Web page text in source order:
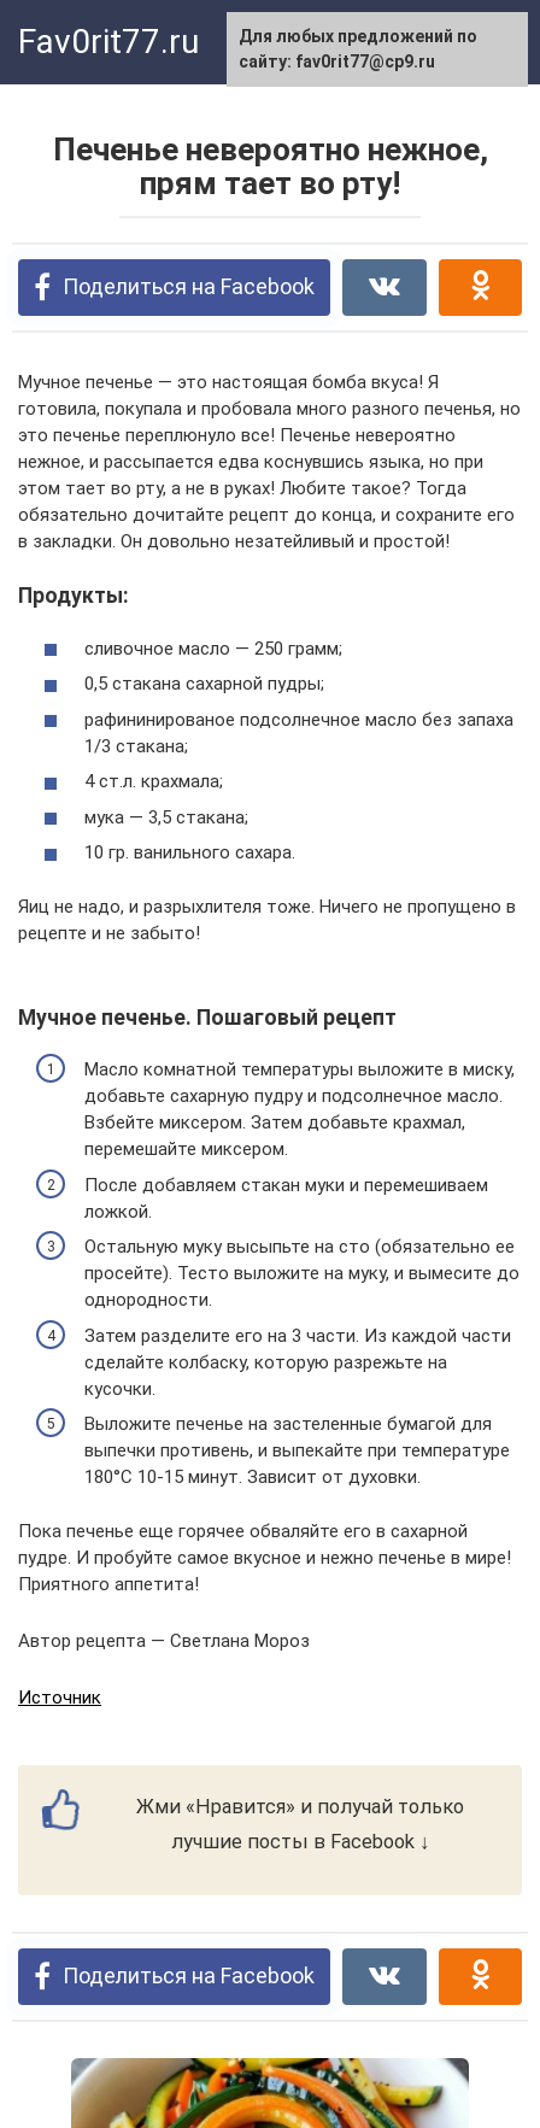
Fav0rit77.ru
Печенье невероятно нежное,
прям тает во рту!
Поделиться на Facebook
Мучное печенье — это настоящая бомба вкуса! Я
готовила, покупала и пробовала много разного печенья, но
это печенье переплюнуло все! Печенье невероятно
нежное, и рассыпается едва коснувшись языка, но при
этом тает во рту, а не в руках! Любите такое? Тогда
обязательно дочитайте рецепт до конца, и сохраните его
в закладки. Он довольно незатейливый и простой!
Продукты:
сливочное масло — 250 грамм;
0,5 стакана сахарной пудры;
рафининированое подсолнечное масло без запаха
1/3 стакана;
4 ст.л. крахмала;
мука — 3,5 стакана;
10 гр. ванильного сахара.
Яиц не надо, и разрыхлителя тоже. Ничего не пропущено в
рецепте и не забыто!
Мучное печенье. Пошаговый рецепт
Масло комнатной температуры выложите в миску,
добавьте сахарную пудру и подсолнечное масло.
Взбейте миксером. Затем добавьте крахмал,
перемешайте миксером.
После добавляем стакан муки и перемешиваем
ложкой.
Остальную муку высыпьте на сто (обязательно ее
просейте). Тесто выложите на муку, и вымесите до
однородности.
Затем разделите его на 3 части. Из каждой части
сделайте колбаску, которую разрежьте на
кусочки.
Выложите печенье на застеленные бумагой для
выпечки противень, и выпекайте при температуре
180°С 10-15 минут. Зависит от духовки.
Пока печенье еще горячее обваляйте его в сахарной
пудре. И пробуйте самое вкусное и нежно печенье в мире!
Приятного аппетита!
Автор рецепта — Светлана Мороз
Источник
Жми «Нравится» и получай только
лучшие посты в Facebook ↓
Поделиться на Facebook
Для любых предложений по
сайту: fav0rit77@cp9.ru